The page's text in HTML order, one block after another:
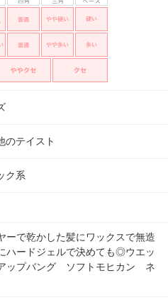
のテイスト
ク系
ーで乾かした髪にワックスで無造
ハードジェルで決めても◎ウエッ
プバング ソフトモヒカン ネ